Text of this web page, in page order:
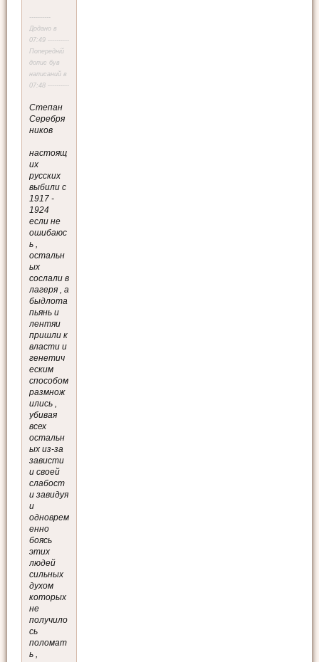
----------
Додано в
07:49 ----------
Попередній
допис був
написаний в
07:48 ----------
Степан
Серебря
ников
настоящ
их
русских
выбили с
1917 -
1924
если не
ошибаюс
ь ,
остальн
ых
сослали в
лагеря , а
быдлота
пьянь и
лентяи
пришли к
власти и
генетич
еским
способом
размнож
ились ,
убивая
всех
остальн
ых из-за
зависти
и своей
слабост
и завидуя
и
одноврем
енно
боясь
этих
людей
сильных
духом
которых
не
получило
сь
поломат
ь ,